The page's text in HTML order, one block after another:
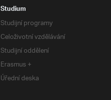
Studium
Studijní programy
Celoživotní vzdělávání
Studijní oddělení
Erasmus +
Úřední deska